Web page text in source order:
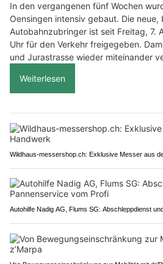
In den vergangenen fünf Wochen
Oensingen intensiv gebaut. Die
Autobahnzubringer ist seit Freitag, 7.
Uhr für den Verkehr freigegeben.
und Jurastrasse wieder miteinander
Weiterlesen
Wildhaus-messershop.ch: Exklusive Messer aus
Autohilfe Nadig AG, Flums SG: Abschleppdienst